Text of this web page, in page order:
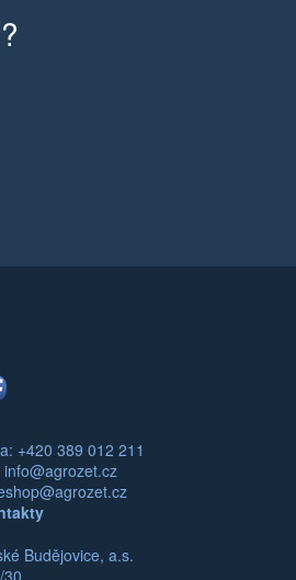
Facebook
+420 389 012 211
info@agrozet.cz
Budějovice, a.s.
30